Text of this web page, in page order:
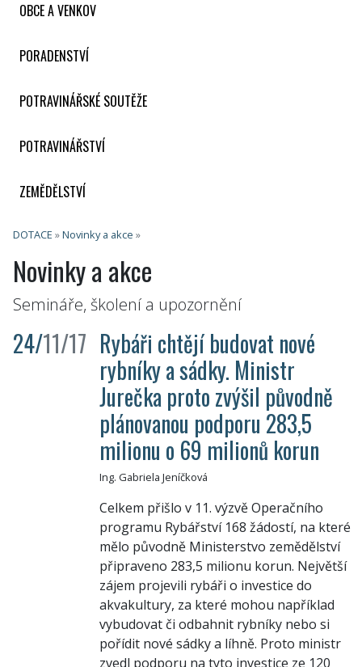
OBCE A VENKOV
PORADENSTVÍ
POTRAVINÁŘSKÉ SOUTĚŽE
POTRAVINÁŘSTVÍ
ZEMĚDĚLSTVÍ
DOTACE »Novinky a akce »
Novinky a akce
Semináře, školení a upozornění
24/11/17 Rybáři chtějí budovat nové
rybníky a sádky. Ministr
Jurečka proto zvýšil původně
plánovanou podporu 283,5
milionu o 69 milionů korun
Ing. Gabriela Jeníčková
Celkem přišlo v 11. výzvě Operačního
programu Rybářství 168 žádostí, na které
mělo původně Ministerstvo zemědělství
připraveno 283,5 milionu korun. Největší
zájem projevili rybáři o investice do
akvakultury, za které mohou například
vybudovat či odbahnit rybníky nebo si
pořídit nové sádky a líhně. Proto ministr
zvedl podporu na tyto investice ze 120